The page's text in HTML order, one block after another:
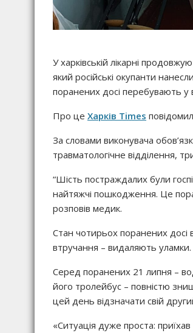
У харківській лікарні
який російські окупанти
поранених досі перебувають у
Про це Харків Times
За словами виконувача
травматологічне відділення,
“Шість постраждалих були
найтяжчі пошкодження. Це
розповів медик.
Стан чотирьох поранених досі
втручання – видаляють уламки.
Серед поранених 21 липня –
його тролейбус – повністю
цей день відзначати свій
«Ситуація дуже проста: